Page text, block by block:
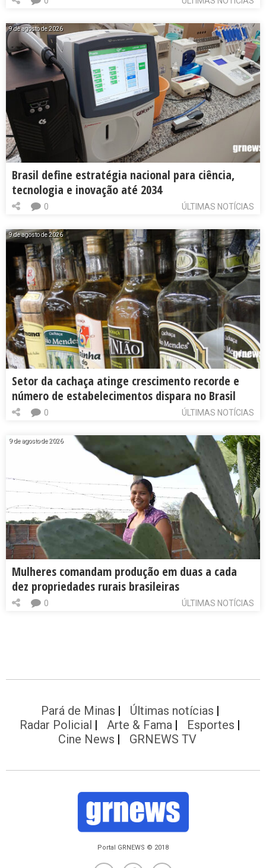
9 de agosto de 2026
Brasil define estratégia nacional para ciência,
tecnologia e inovação até 2034
ÚLTIMAS NOTÍCIAS
0
9 de agosto de 2026
Setor da cachaça atinge crescimento recorde e
número de estabelecimentos dispara no Brasil
ÚLTIMAS NOTÍCIAS
0
9 de agosto de 2026
Mulheres comandam produção em duas a cada
dez propriedades rurais brasileiras
ÚLTIMAS NOTÍCIAS
0
Pará de Minas
Últimas notícias
Radar Policial
Arte & Fama
Esportes
Cine News
GRNEWS TV
Portal GRNEWS © 2018